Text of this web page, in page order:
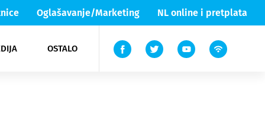
Oglašavanje/Marketing NL online i pretplata
OSTALO
Lika & Senj
TV